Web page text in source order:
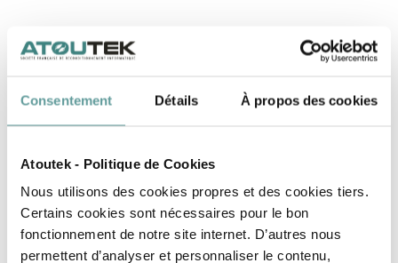
Consentement Détails À propos des cookies
Atoutek - Politique de Cookies
Nous utilisons des cookies propres et des cookies tiers.
Certains cookies sont nécessaires pour le bon
fonctionnement de notre site internet. D’autres nous
permettent d’analyser et personnaliser le contenu,
Lorem ipsum dolor sit amet, consectetur
adipiscing elit, sed do eiusmod tempor
enim ad minim veniam, quis nostrud exercitation
ullamco laboris nisi ut aliquip ex ea commodo
reprehenderit in voluptate velit esse cillum
dolore eu fugiat nulla pariatur. Excepteur sint
occaecat cupidatat non proident, sunt in culpa
qui officia deserunt mollit anim id est
laborum.Lorem ipsum dolor sit amet.